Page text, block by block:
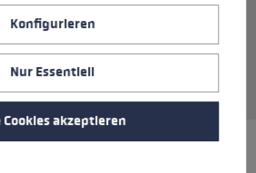
liegt angenehm weich
sorgt für optimalen
solo getragen oder unter Pulli,
Konfigurieren
Nur Essentiell
Cookies akzeptieren